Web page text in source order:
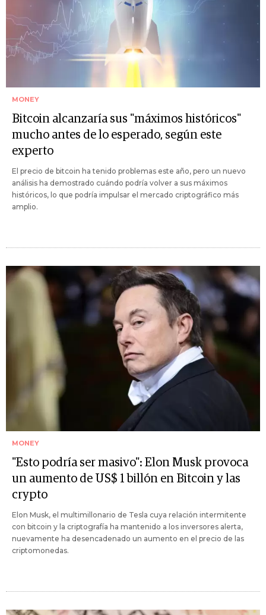
MONEY
Bitcoin alcanzaría sus "máximos históricos"
mucho antes de lo esperado, según este
experto
El precio de bitcoin ha tenido problemas este año, pero un nuevo
análisis ha demostrado cuándo podría volver a sus máximos
históricos, lo que podría impulsar el mercado criptográfico más
amplio.
MONEY
"Esto podría ser masivo": Elon Musk provoca
un aumento de US$ 1 billón en Bitcoin y las
crypto
Elon Musk, el multimillonario de Tesla cuya relación intermitente
con bitcoin y la criptografía ha mantenido a los inversores alerta,
nuevamente ha desencadenado un aumento en el precio de las
criptomonedas.